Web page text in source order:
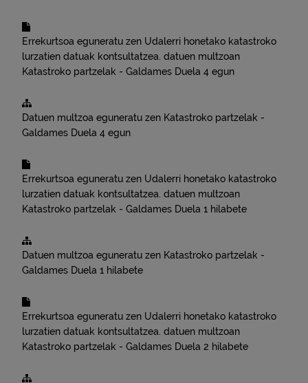
Errekurtsoa eguneratu zen Udalerri honetako katastroko
lurzatien datuak kontsultatzea. datuen multzoan
Katastroko partzelak - Galdames Duela 4 egun
Datuen multzoa eguneratu zen Katastroko partzelak -
Galdames Duela 4 egun
Errekurtsoa eguneratu zen Udalerri honetako katastroko
lurzatien datuak kontsultatzea. datuen multzoan
Katastroko partzelak - Galdames Duela 1 hilabete
Datuen multzoa eguneratu zen Katastroko partzelak -
Galdames Duela 1 hilabete
Errekurtsoa eguneratu zen Udalerri honetako katastroko
lurzatien datuak kontsultatzea. datuen multzoan
Katastroko partzelak - Galdames Duela 2 hilabete